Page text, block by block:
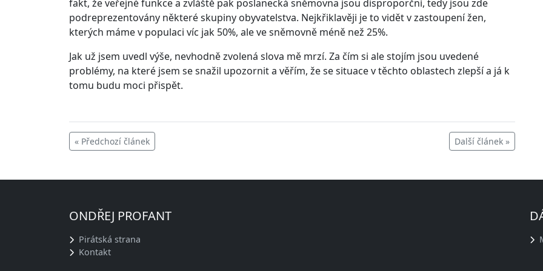
fakt, že veřejné funkce a zvláště pak poslanecká sněmovna jsou disproporční, tedy jsou zde
podreprezentovány některé skupiny obyvatelstva. Nejkřiklavěji je to vidět v zastoupení žen,
kterých máme v populaci víc jak 50%, ale ve sněmovně méně než 25%.
Jak už jsem uvedl výše, nevhodně zvolená slova mě mrzí. Za čím si ale stojím jsou uvedené
problémy, na které jsem se snažil upozornit a věřím, že se situace v těchto oblastech zlepší a já k
tomu budu moci přispět.
« Předchozí článek Další článek »
ONDŘEJ PROFANT
Pirátská strana
Kontakt